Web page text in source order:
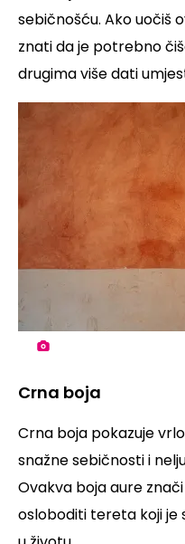
sebičnošću. Ako uočiš
znati da je potrebno
drugima više dati
Crna boja
Crna boja pokazuje
snažne sebičnosti i
Ovakva boja aure
osloboditi tereta koji je